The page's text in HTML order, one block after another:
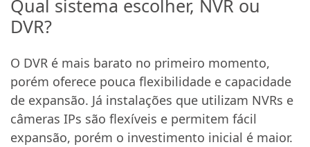
Qual sistema escolher, NVR ou
DVR?
O DVR é mais barato no primeiro momento,
porém oferece pouca flexibilidade e capacidade
de expansão. Já instalações que utilizam NVRs e
câmeras IPs são flexíveis e permitem fácil
expansão, porém o investimento inicial é maior.